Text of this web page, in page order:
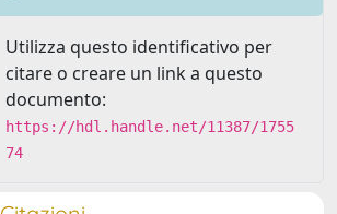
Utilizza questo identificativo per
citare o creare un link a questo
documento:
https://hdl.handle.net/11387/1755
74